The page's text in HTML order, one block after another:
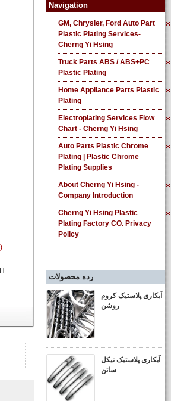
Navigation
GM, Chrysler, Ford Auto Part
Plastic Plating Services-
Cherng Yi Hsing
Truck Parts ABS / ABS+PC
Plastic Plating
Home Appliance Parts Plastic
Plating
Electroplating Services Flow
Chart - Cherng Yi Hsing
Auto Parts Plastic Chrome
Plating | Plastic Chrome
Plating Supplies
About Cherng Yi Hsing -
Company Introduction
Cherng Yi Hsing Plastic
Plating Factory CO. Privacy
Policy
رده محصولات
آبکاری پلاستیک کروم
روشن
آبکاری پلاستیک نیکل
ساتن